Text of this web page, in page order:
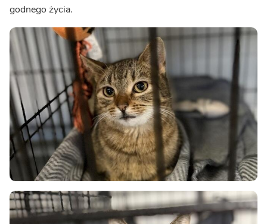
godnego życia.